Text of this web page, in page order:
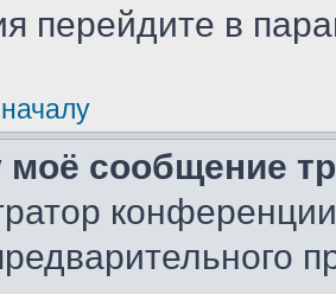
перейдите в
моё сообщение